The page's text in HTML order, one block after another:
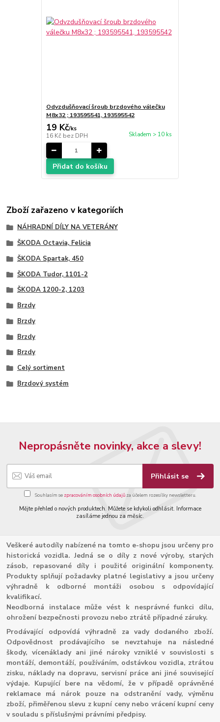
Odvzdušňovací šroub brzdového válečku
M8x32 ; 193595541, 193595542
19 Kč/ks
16 Kč bez DPH Skladem > 10 ks
Přidat do košíku
Zboží zařazeno v kategoriích
NÁHRADNÍ DÍLY NA VETERÁNY
ŠKODA Octavia, Felicia
ŠKODA Spartak, 450
ŠKODA Tudor, 1101-2
ŠKODA 1200-2, 1203
Brzdy
Brzdy
Brzdy
Brzdy
Celý sortiment
Brzdový systém
Nepropásněte novinky, akce a slevy!
Přihlásit se
Souhlasím se zpracováním osobních údajůza účelem rozesílky newsletteru.
Mějte přehled o nových produktech. Můžete se kdykoli odhlásit. Informace
zasíláme jednou za měsíc.
Veškeré autodíly nabízené na tomto e-shopu jsou určeny pro
historická vozidla. Jedná se o díly z nové výroby, starých
zásob, repasované díly i použité originální komponenty.
Produkty splňují požadavky platné legislativy a jsou určeny
výhradně k odborné montáži osobou s odpovídající
kvalifikací.
Neodborná instalace může vést k nesprávné funkci dílu,
ohrožení bezpečnosti provozu nebo ztrátě případné záruky.
Prodávající odpovídá výhradně za vady dodaného zboží.
Odpovědnost prodávajícího se nevztahuje na následné
škody, vícenáklady ani jiné nároky vzniklé v souvislosti s
montáží, demontáží, používáním, odstávkou vozidla, ztrátou
zisku, náklady na dopravu, servisní práce ani jiné související
výdaje. Kupující bere na vědomí, že v případě oprávněné
reklamace má nárok pouze na odstranění vady, výměnu
zboží, přiměřenou slevu z kupní ceny nebo vrácení kupní ceny
v souladu s příslušnými právními předpisy.